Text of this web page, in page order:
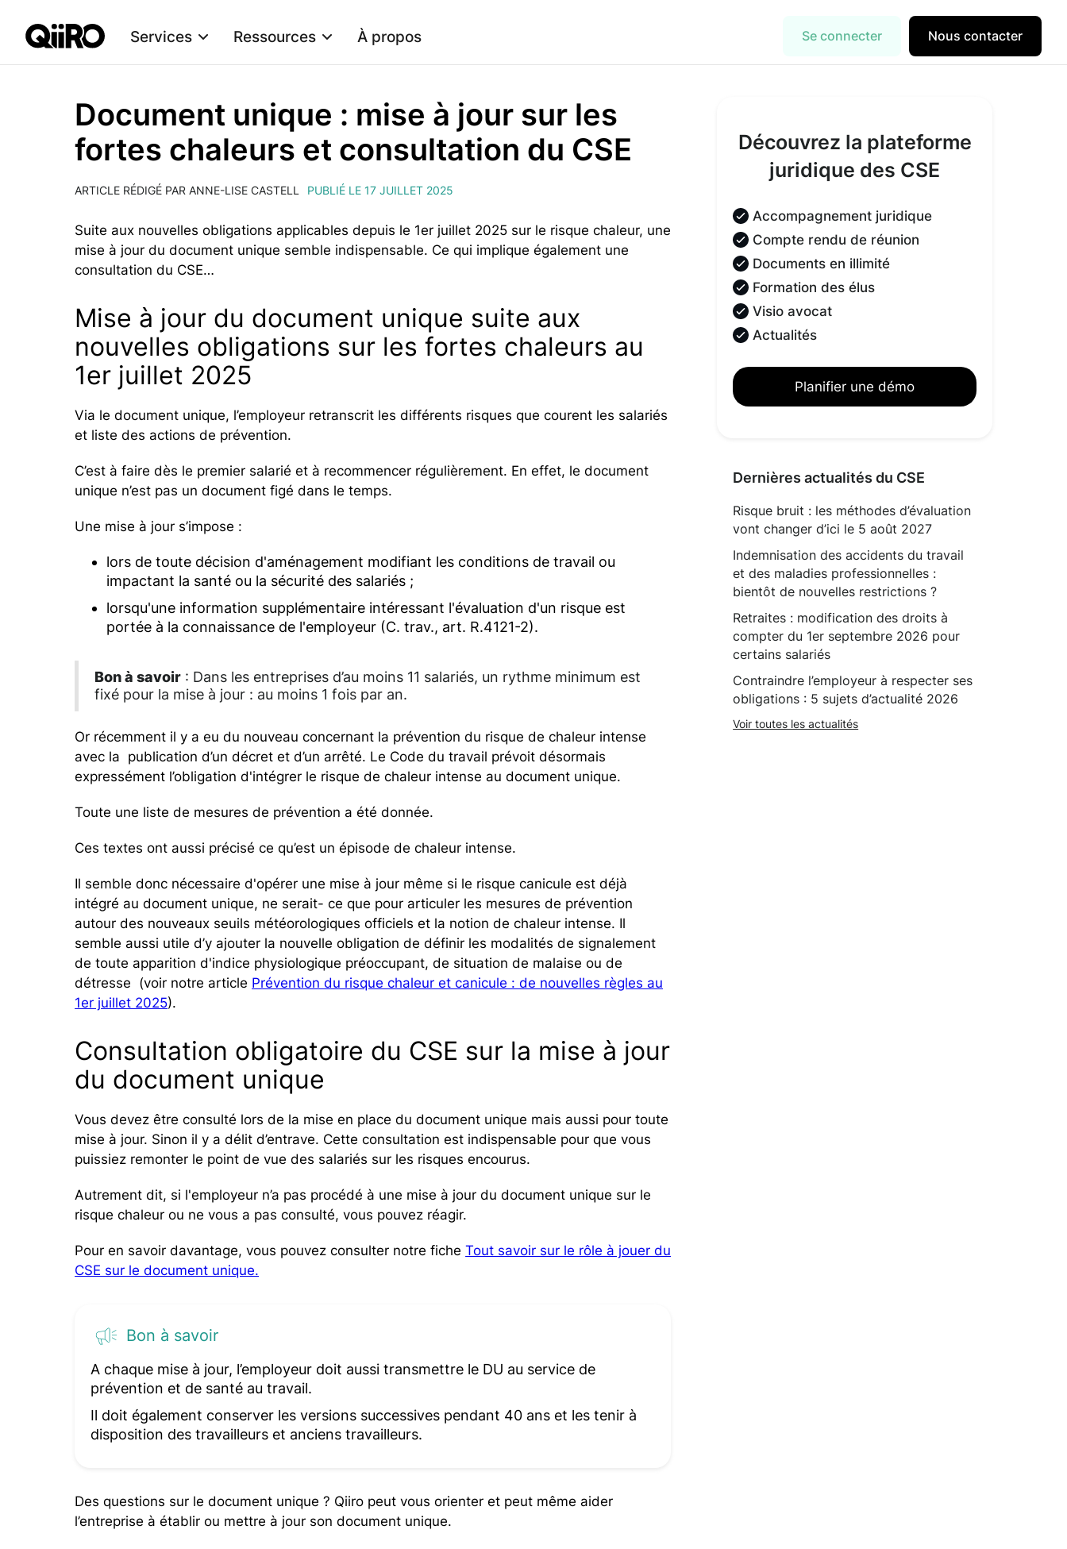
Services Ressources À propos Se connecter Nous contacter
Document unique : mise à jour sur les
fortes chaleurs et consultation du CSE
ARTICLE RÉDIGÉ PAR ANNE-LISE CASTELL PUBLIÉ LE 17 JUILLET 2025
Suite aux nouvelles obligations applicables depuis le 1er juillet 2025 sur le risque chaleur, une
mise à jour du document unique semble indispensable. Ce qui implique également une
consultation du CSE…
Mise à jour du document unique suite aux
nouvelles obligations sur les fortes chaleurs au
1er juillet 2025
Via le document unique, l’employeur retranscrit les différents risques que courent les salariés
et liste des actions de prévention.
C’est à faire dès le premier salarié et à recommencer régulièrement. En effet, le document
unique n’est pas un document figé dans le temps.
Une mise à jour s’impose :
lors de toute décision d'aménagement modifiant les conditions de travail ou
impactant la santé ou la sécurité des salariés ;
lorsqu'une information supplémentaire intéressant l'évaluation d'un risque est
portée à la connaissance de l'employeur (C. trav., art. R.4121-2).
Bon à savoir : Dans les entreprises d’au moins 11 salariés, un rythme minimum est
fixé pour la mise à jour : au moins 1 fois par an.
Or récemment il y a eu du nouveau concernant la prévention du risque de chaleur intense
avec la publication d’un décret et d’un arrêté. Le Code du travail prévoit désormais
expressément l’obligation d'intégrer le risque de chaleur intense au document unique.
Toute une liste de mesures de prévention a été donnée.
Ces textes ont aussi précisé ce qu’est un épisode de chaleur intense.
Il semble donc nécessaire d'opérer une mise à jour même si le risque canicule est déjà
intégré au document unique, ne serait- ce que pour articuler les mesures de prévention
autour des nouveaux seuils météorologiques officiels et la notion de chaleur intense. Il
semble aussi utile d’y ajouter la nouvelle obligation de définir les modalités de signalement
de toute apparition d'indice physiologique préoccupant, de situation de malaise ou de
détresse (voir notre article Prévention du risque chaleur et canicule : de nouvelles règles au
1er juillet 2025).
Consultation obligatoire du CSE sur la mise à jour
du document unique
Vous devez être consulté lors de la mise en place du document unique mais aussi pour toute
mise à jour. Sinon il y a délit d’entrave. Cette consultation est indispensable pour que vous
puissiez remonter le point de vue des salariés sur les risques encourus.
Autrement dit, si l'employeur n’a pas procédé à une mise à jour du document unique sur le
risque chaleur ou ne vous a pas consulté, vous pouvez réagir.
Pour en savoir davantage, vous pouvez consulter notre ficheTout savoir sur le rôle à jouer du
CSE sur le document unique.
Bon à savoir
A chaque mise à jour, l’employeur doit aussi transmettre le DU au service de
prévention et de santé au travail.
Il doit également conserver les versions successives pendant 40 ans et les tenir à
disposition des travailleurs et anciens travailleurs.
Des questions sur le document unique ? Qiiro peut vous orienter et peut même aider
l’entreprise à établir ou mettre à jour son document unique.
Découvrez la plateforme
juridique des CSE
Accompagnement juridique
Compte rendu de réunion
Documents en illimité
Formation des élus
Visio avocat
Actualités
Planifier une démo
Dernières actualités du CSE
Risque bruit : les méthodes d’évaluation
vont changer d’ici le 5 août 2027
Indemnisation des accidents du travail
et des maladies professionnelles :
bientôt de nouvelles restrictions ?
Retraites : modification des droits à
compter du 1er septembre 2026 pour
certains salariés
Contraindre l’employeur à respecter ses
obligations : 5 sujets d’actualité 2026
Voir toutes les actualités